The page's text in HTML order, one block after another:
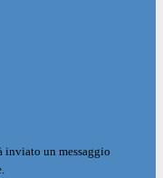
inviato un messaggio